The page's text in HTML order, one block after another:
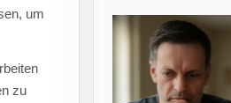
um
zu
Industrie durch
IWU.